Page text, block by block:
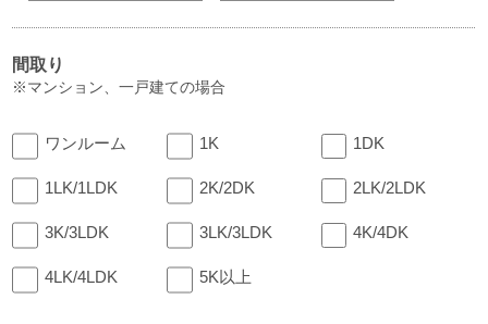
間取り
※マンション、一戸建ての場合
ワンルーム 1K 1DK
1LK/1LDK 2K/2DK 2LK/2LDK
3K/3LDK 3LK/3LDK 4K/4DK
4LK/4LDK 5K以上